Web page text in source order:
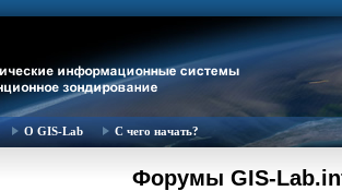
О GIS-Lab С чего начать?
Форумы GIS-